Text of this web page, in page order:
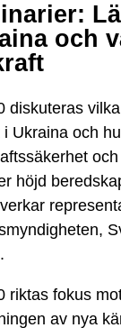
och
diskuteras
Ukraina och
höjd
riktas fokus
av nya